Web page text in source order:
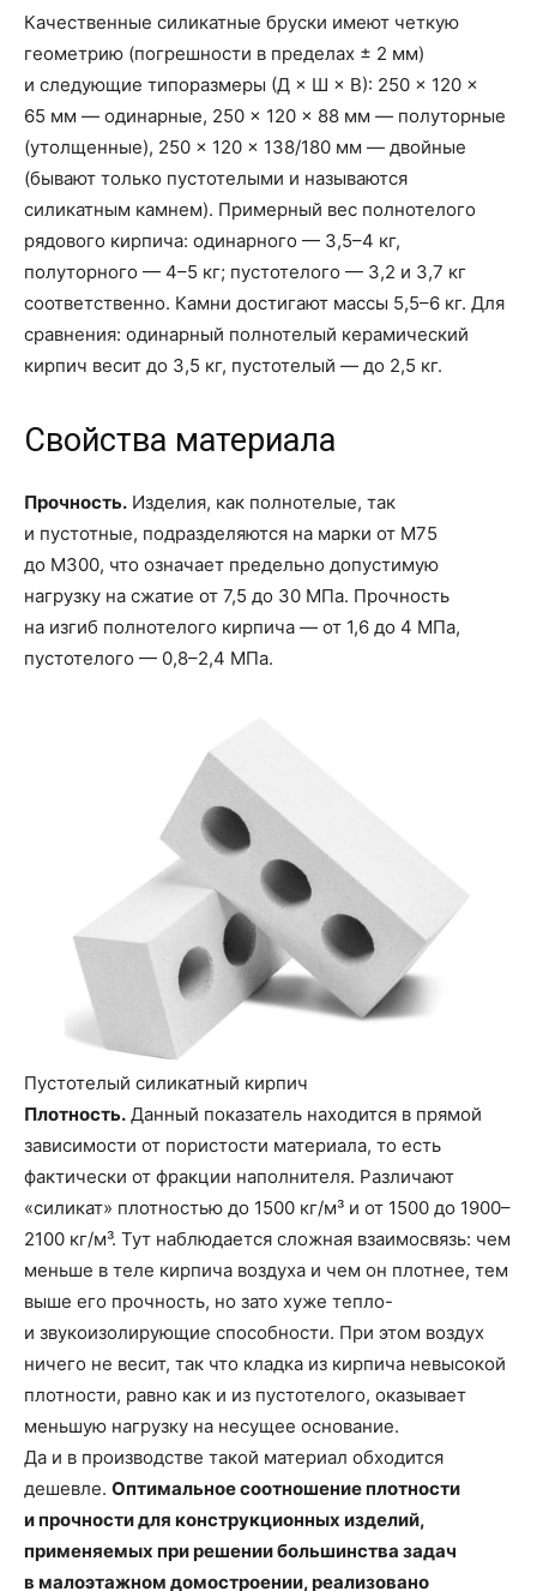
Качественные силикатные бруски имеют четкую
геометрию (погрешности в пределах ± 2 мм)
и следующие типоразмеры (Д × Ш × В): 250 × 120 ×
65 мм — одинарные, 250 × 120 × 88 мм — полуторные
(утолщенные), 250 × 120 × 138/180 мм — двойные
(бывают только пустотелыми и называются
силикатным камнем). Примерный вес полнотелого
рядового кирпича: одинарного — 3,5–4 кг,
полуторного — 4–5 кг; пустотелого — 3,2 и 3,7 кг
соответственно. Камни достигают массы 5,5–6 кг. Для
сравнения: одинарный полнотелый керамический
кирпич весит до 3,5 кг, пустотелый — до 2,5 кг.
Свойства материала
Прочность. Изделия, как полнотелые, так
и пустотные, подразделяются на марки от М75
до М300, что означает предельно допустимую
нагрузку на сжатие от 7,5 до 30 МПа. Прочность
на изгиб полнотелого кирпича — от 1,6 до 4 МПа,
пустотелого — 0,8–2,4 МПа.
Пустотелый силикатный кирпич
Плотность. Данный показатель находится в прямой
зависимости от пористости материала, то есть
фактически от фракции наполнителя. Различают
«силикат» плотностью до 1500 кг/м³ и от 1500 до 1900–
2100 кг/м³. Тут наблюдается сложная взаимосвязь: чем
меньше в теле кирпича воздуха и чем он плотнее, тем
выше его прочность, но зато хуже тепло-
и звукоизолирующие способности. При этом воздух
ничего не весит, так что кладка из кирпича невысокой
плотности, равно как и из пустотелого, оказывает
меньшую нагрузку на несущее основание.
Да и в производстве такой материал обходится
дешевле. Оптимальное соотношение плотности
и прочности для конструкционных изделий,
применяемых при решении большинства задач
в малоэтажном домостроении, реализовано